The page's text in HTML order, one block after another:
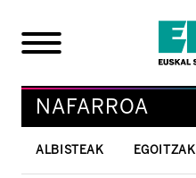
NAFARROA
ALBISTEAK EGOITZAK